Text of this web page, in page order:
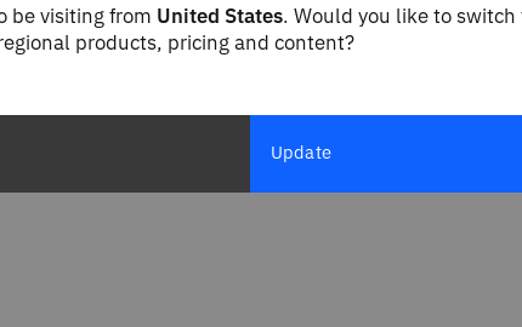
適化するさまざま
be visiting from United States. Would you like to switch
products, pricing and content?
Update